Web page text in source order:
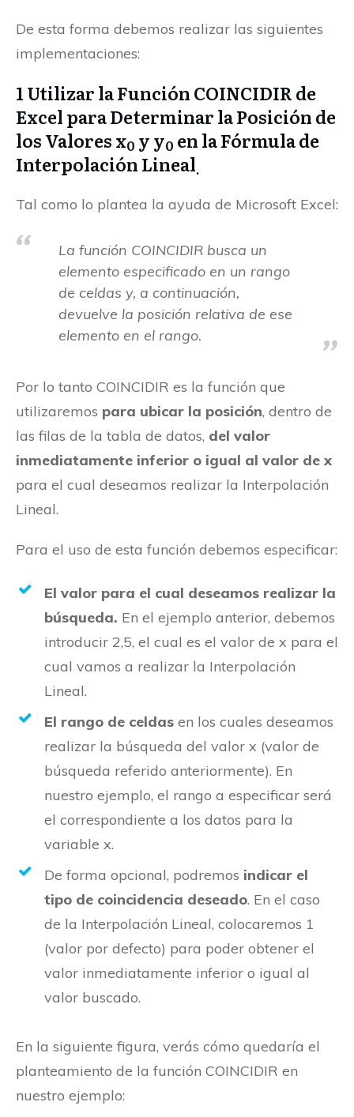
De esta forma debemos realizar las siguientes
implementaciones:
1 Utilizar la Función COINCIDIR de
Excel para Determinar la Posición de
los Valores x0 y y0 en la Fórmula de
Interpolación Lineal.
Tal como lo plantea la ayuda de Microsoft Excel:
La función COINCIDIR busca un
elemento especificado en un rango
de celdas y, a continuación,
devuelve la posición relativa de ese
elemento en el rango.
Por lo tanto COINCIDIR es la función que
utilizaremos para ubicar la posición, dentro de
las filas de la tabla de datos, del valor
inmediatamente inferior o igual al valor de x
para el cual deseamos realizar la Interpolación
Lineal.
Para el uso de esta función debemos especificar:
El valor para el cual deseamos realizar la
búsqueda. En el ejemplo anterior, debemos
introducir 2,5, el cual es el valor de x para el
cual vamos a realizar la Interpolación
Lineal.
El rango de celdas en los cuales deseamos
realizar la búsqueda del valor x (valor de
búsqueda referido anteriormente). En
nuestro ejemplo, el rango a especificar será
el correspondiente a los datos para la
variable x.
De forma opcional, podremos indicar el
tipo de coincidencia deseado. En el caso
de la Interpolación Lineal, colocaremos 1
(valor por defecto) para poder obtener el
valor inmediatamente inferior o igual al
valor buscado.
En la siguiente figura, verás cómo quedaría el
planteamiento de la función COINCIDIR en
nuestro ejemplo: